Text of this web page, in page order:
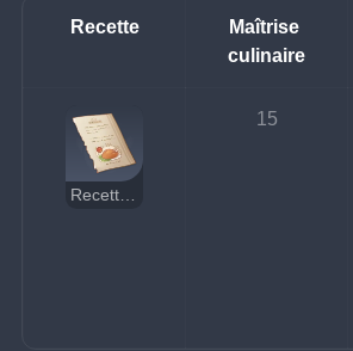
Recette
Maîtrise
culinaire
Recette : Pâte de fruits
15